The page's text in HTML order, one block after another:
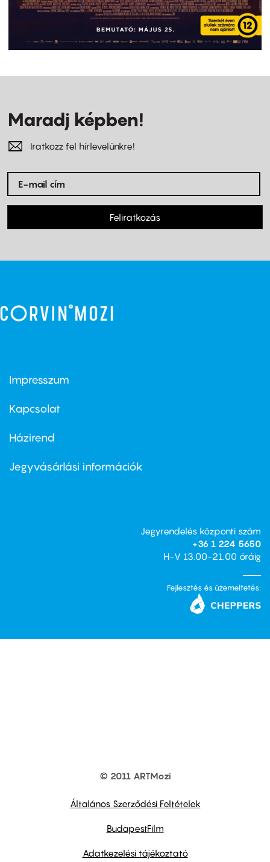
Maradj képben!
Iratkozz fel hírlevelünkre!
Feliratkozás
Footer
first
Impresszum
Kapcsolat
Footer
second
Házirend
Jegyvásárlási információk
Jegyrendelés központi szám
+36 1 224 5650
H-V 13.00-21.00 óráig
Fejlesztés és üzemeltetés:
© 2011 ARTMozi
Általános Szerződési Feltételek
BudapestFilm
Adatkezelési tájékoztató